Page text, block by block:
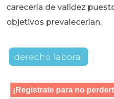
carecería de validez
objetivos prevalecerían.
derecho laboral